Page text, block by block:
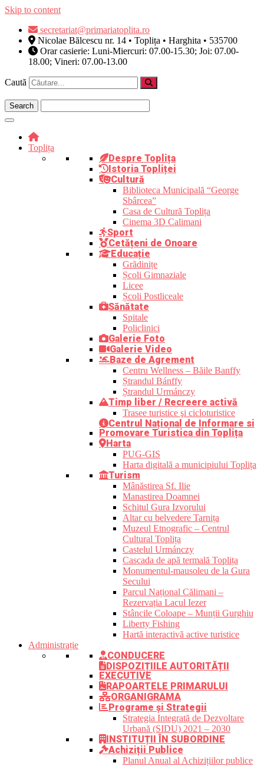
Skip to content
secretariat@primariatoplita.ro
Nicolae Bălcescu nr. 14 • Toplița • Harghita • 535700
Orar casierie: Luni-Miercuri: 07.00-15.30; Joi: 07.00-
18.00; Vineri: 07.00-13.00
Caută
Toplița
Despre Toplița
Istoria Topliței
Cultură
Biblioteca Municipală “George
Sbârcea”
Casa de Cultură Toplița
Cinema 3D Calimani
Sport
Cetățeni de Onoare
Educație
Grădinițe
Școli Gimnaziale
Licee
Școli Postliceale
Sănătate
Spitale
Policlinici
Galerie Foto
Galerie Video
Baze de Agrement
Centru Wellness – Băile Banffy
Ștrandul Bánffy
Ștrandul Urmánczy
Timp liber / Recreere activă
Trasee turistice şi cicloturistice
Centrul Național de Informare si
Promovare Turistica din Toplița
Harta
PUG-GIS
Harta digitală a municipiului Toplița
Turism
Mânăstirea Sf. Ilie
Manastirea Doamnei
Schitul Gura Izvorului
Altar cu belvedere Tarnița
Muzeul Etnografic – Centrul
Cultural Toplița
Castelul Urmánczy
Cascada de apă termală Toplița
Monumentul-mausoleu de la Gura
Secului
Parcul Național Călimani –
Rezervația Lacul Iezer
Stâncile Coloape – Munții Gurghiu
Liberty Fishing
Hartă interactivă active turistice
Administrație
CONDUCERE
DISPOZIȚIILE AUTORITĂȚII
EXECUTIVE
RAPOARTELE PRIMARULUI
ORGANIGRAMA
Programe și Strategii
Strategia Integrată de Dezvoltare
Urbană (SIDU) 2021 – 2030
INSTITUȚII ÎN SUBORDINE
Achiziții Publice
Planul Anual al Achizițiilor publice